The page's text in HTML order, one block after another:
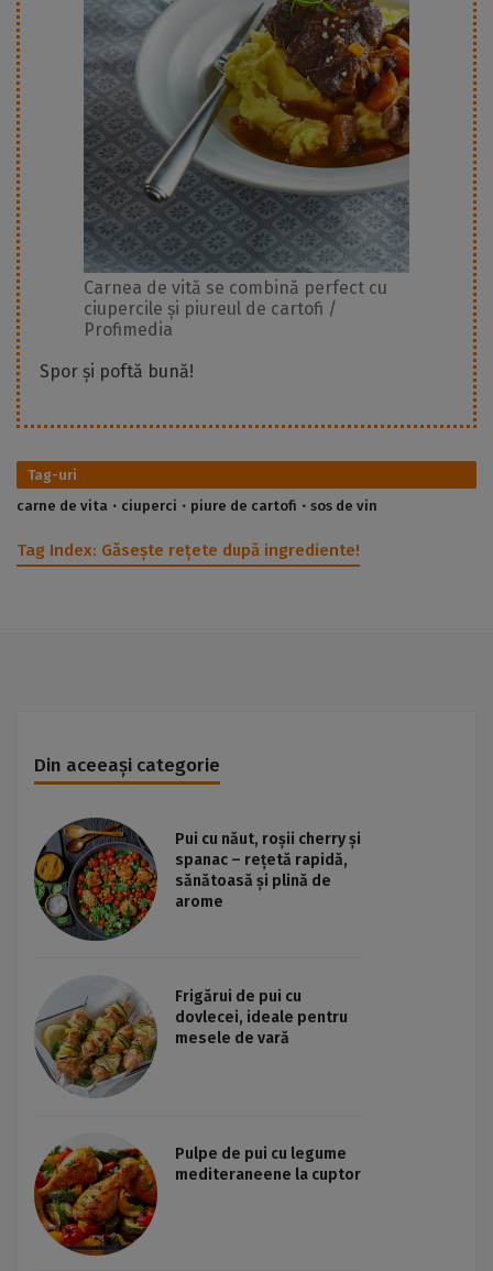
Carnea de vită se combină perfect cu
ciupercile și piureul de cartofi /
Profimedia
Spor și poftă bună!
Tag-uri
carne de vita
ciuperci piure de cartofi sos de vin
Tag Index: Găsește rețete după ingrediente!
Din aceeași categorie
Pui cu năut, roșii cherry și
spanac – rețetă rapidă,
sănătoasă și plină de
arome
Frigărui de pui cu
dovlecei, ideale pentru
mesele de vară
Pulpe de pui cu legume
mediteraneene la cuptor